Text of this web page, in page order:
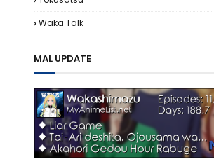
Waka Talk
MAL UPDATE